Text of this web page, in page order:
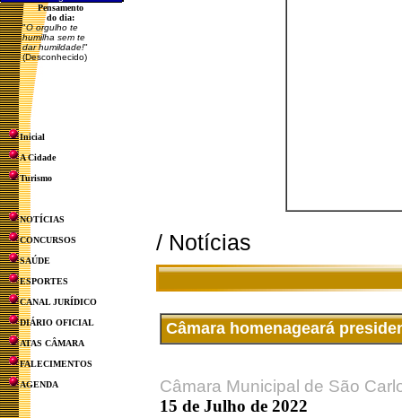
Pensamento
do dia:
"O orgulho te
humilha sem te
dar humildade!"
(Desconhecido)
Inicial
A Cidade
Turismo
NOTÍCIAS
CONCURSOS
SAÚDE
ESPORTES
CANAL JURÍDICO
DIÁRIO OFICIAL
ATAS CÂMARA
FALECIMENTOS
AGENDA
/ Notícias
Câmara homenageará
Câmara Municipal de São
15 de Julho de 2022